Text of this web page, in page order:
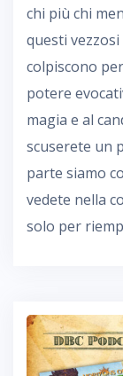
chi più chi
questi
colpiscono
potere
magia e al
scuserete un
parte siamo
vedete nella
solo per